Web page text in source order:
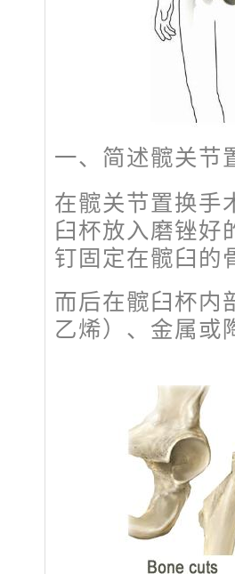
一、简述髋关节
在髋关节置换手
臼杯放入磨锉好
钉固定在髋臼的
而后在髋臼杯内
乙烯）、金属或